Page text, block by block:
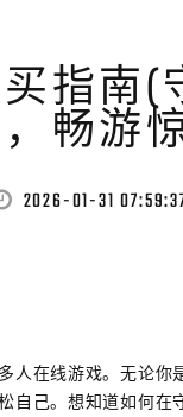
指南(
畅游
2026-01-31
人在线游戏。无论你
自己。想知道如何在